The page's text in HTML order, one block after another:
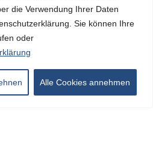
die Verwendung Ihrer Daten
Sie können Ihre
oder
Alle Cookies annehmen
es eine Bibliothek an der
Frau Chirkowski